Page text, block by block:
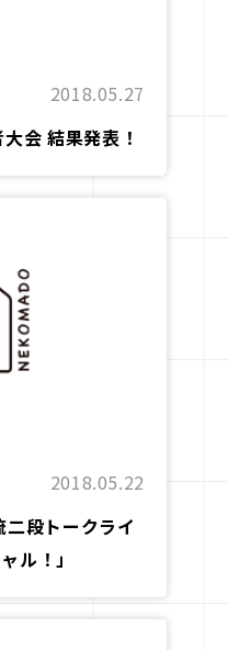
2018.05.27
会 結果発表！
2018.05.22
段トークライ
ル！」